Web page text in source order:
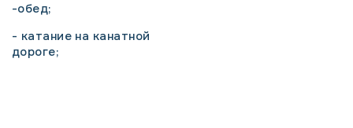
-обед;
- катание на канатной
дороге;